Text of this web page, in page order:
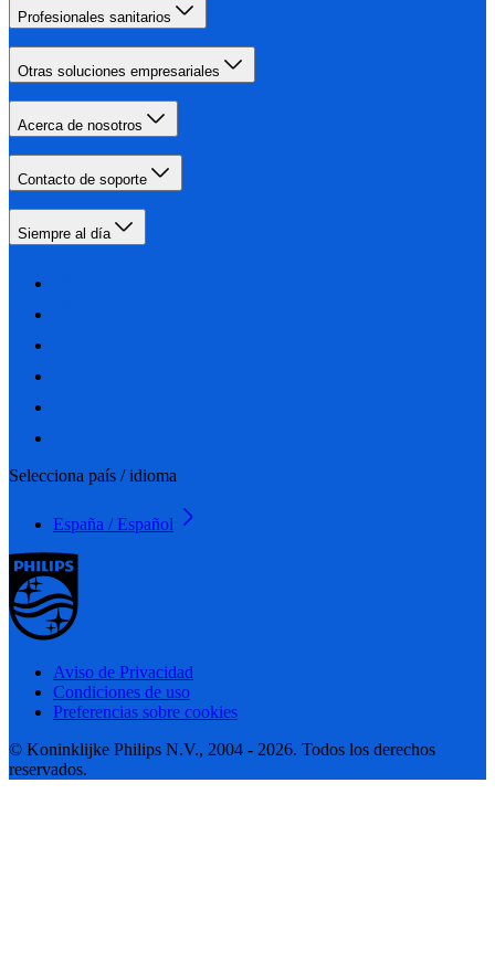
Profesionales sanitarios
Otras soluciones empresariales
Acerca de nosotros
Contacto de soporte
Siempre al día
Selecciona país / idioma
España / Español
Aviso de Privacidad
Condiciones de uso
Preferencias sobre cookies
© Koninklijke Philips N.V., 2004 - 2026. Todos los derechos
reservados.